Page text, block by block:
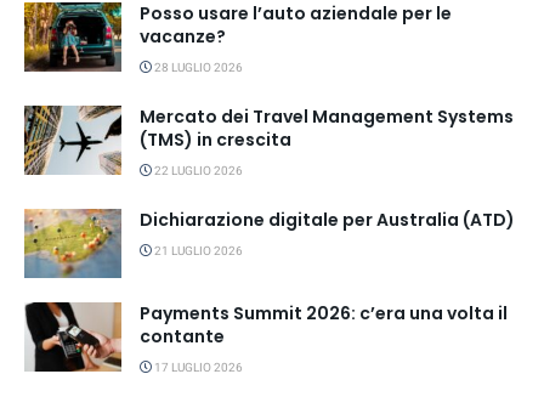
Posso usare l’auto aziendale per le
vacanze?
28 LUGLIO 2026
Mercato dei Travel Management Systems
(TMS) in crescita
22 LUGLIO 2026
Dichiarazione digitale per Australia (ATD)
21 LUGLIO 2026
Payments Summit 2026: c’era una volta il
contante
17 LUGLIO 2026